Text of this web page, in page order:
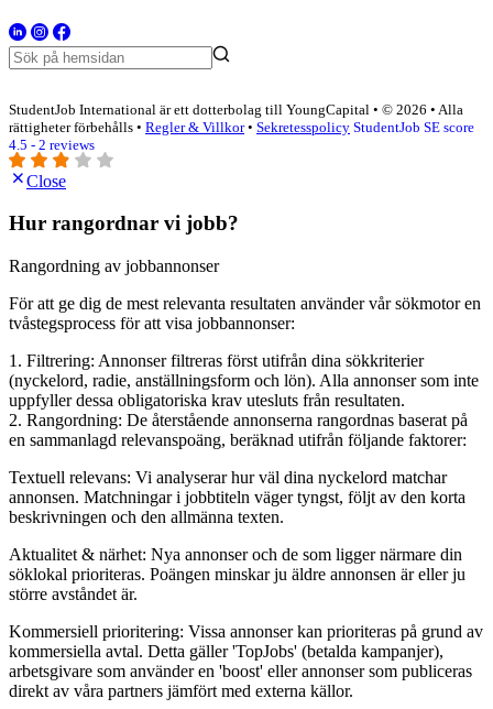
StudentJob International är ett dotterbolag till YoungCapital • © 2026 • Alla
rättigheter förbehålls • Regler & Villkor• Sekretesspolicy StudentJob SE score
4.5 - 2 reviews
Close
Hur rangordnar vi jobb?
Rangordning av jobbannonser
För att ge dig de mest relevanta resultaten använder vår sökmotor en
tvåstegsprocess för att visa jobbannonser:
1. Filtrering: Annonser filtreras först utifrån dina sökkriterier
(nyckelord, radie, anställningsform och lön). Alla annonser som inte
uppfyller dessa obligatoriska krav utesluts från resultaten.
2. Rangordning: De återstående annonserna rangordnas baserat på
en sammanlagd relevanspoäng, beräknad utifrån följande faktorer:
Textuell relevans: Vi analyserar hur väl dina nyckelord matchar
annonsen. Matchningar i jobbtiteln väger tyngst, följt av den korta
beskrivningen och den allmänna texten.
Aktualitet & närhet: Nya annonser och de som ligger närmare din
söklokal prioriteras. Poängen minskar ju äldre annonsen är eller ju
större avståndet är.
Kommersiell prioritering: Vissa annonser kan prioriteras på grund av
kommersiella avtal. Detta gäller 'TopJobs' (betalda kampanjer),
arbetsgivare som använder en 'boost' eller annonser som publiceras
direkt av våra partners jämfört med externa källor.